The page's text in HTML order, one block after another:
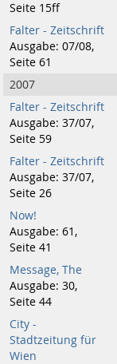
Seite 15ff
Falter - Zeitschrift
Ausgabe: 07/08,
Seite 61
2007
Falter - Zeitschrift
Ausgabe: 37/07,
Seite 59
Falter - Zeitschrift
Ausgabe: 37/07,
Seite 26
Now!
Ausgabe: 61,
Seite 41
Message, The
Ausgabe: 30,
Seite 44
City -
Stadtzeitung für
Wien